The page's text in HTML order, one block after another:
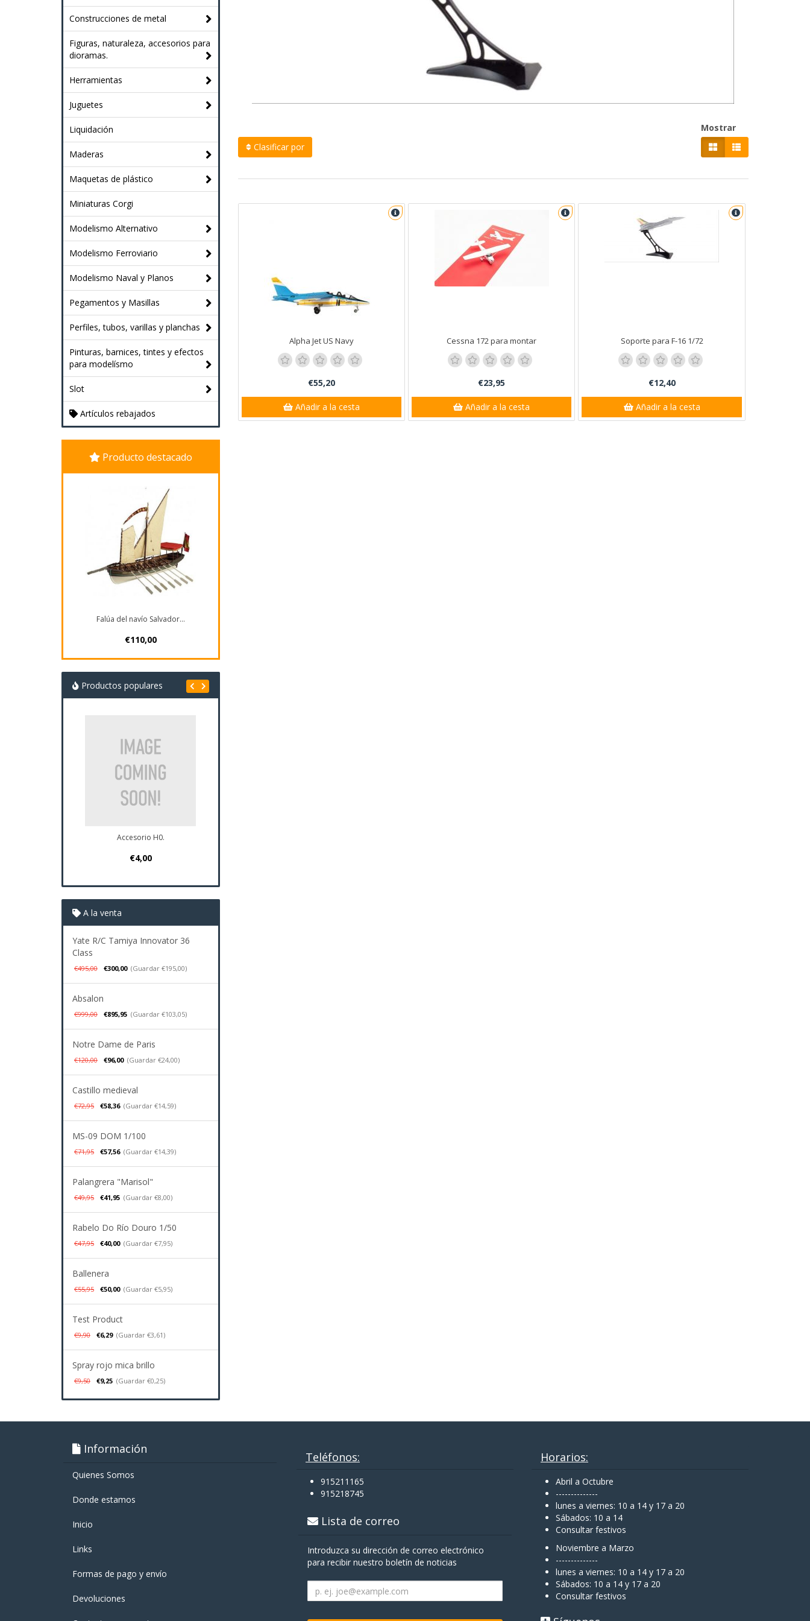
Construcciones de metal
Figuras, naturaleza, accesorios para
dioramas.
Herramientas
Juguetes
Liquidación
Maderas
Maquetas de plástico
Miniaturas Corgi
Modelismo Alternativo
Modelismo Ferroviario
Modelismo Naval y Planos
Pegamentos y Masillas
Perfiles, tubos, varillas y planchas
Pinturas, barnices, tintes y efectos
para modelísmo
Slot
Artículos rebajados
Producto destacado
Falúa del navío Salvador...
€110,00
Productos populares
Accesorio H0.
€4,00
A la venta
Yate R/C Tamiya Innovator 36
Class
€495,00 €300,00 (Guardar €195,00)
Absalon
€999,00 €895,95 (Guardar €103,05)
Notre Dame de Paris
€120,00 €96,00 (Guardar €24,00)
Castillo medieval
€72,95 €58,36 (Guardar €14,59)
MS-09 DOM 1/100
€71,95 €57,56 (Guardar €14,39)
Palangrera "Marisol"
€49,95 €41,95 (Guardar €8,00)
Rabelo Do Río Douro 1/50
€47,95 €40,00 (Guardar €7,95)
Ballenera
€55,95 €50,00 (Guardar €5,95)
Test Product
€9,90 €6,29 (Guardar €3,61)
Spray rojo mica brillo
€9,50 €9,25 (Guardar €0,25)
Clasificar por
Mostrar
Alpha Jet US Navy
€55,20
Añadir a la cesta
Cessna 172 para montar
€23,95
Añadir a la cesta
Soporte para F-16 1/72
€12,40
Añadir a la cesta
Información
Quienes Somos
Donde estamos
Inicio
Links
Formas de pago y enví­o
Devoluciones
Teléfonos:
915211165
915218745
Lista de correo
Introduzca su dirección de correo electrónico
para recibir nuestro boletín de noticias
Horarios:
Abril a Octubre
--------------
lunes a viernes: 10 a 14 y 17 a 20
Sábados: 10 a 14
Consultar festivos
Noviembre a Marzo
--------------
lunes a viernes: 10 a 14 y 17 a 20
Sábados: 10 a 14 y 17 a 20
Consultar festivos